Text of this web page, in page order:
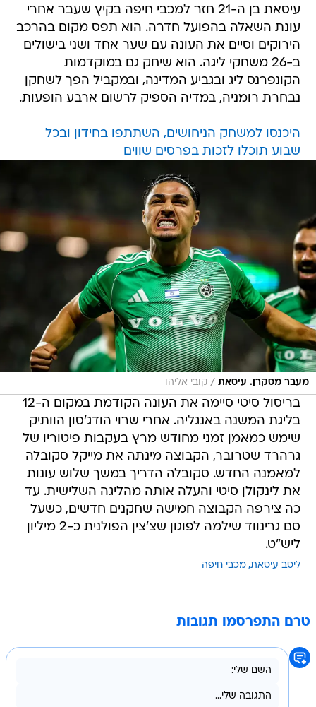
עיסאת בן ה-21 חזר למכבי חיפה בקיץ שעבר אחרי
עונת השאלה בהפועל חדרה. הוא תפס מקום בהרכב
הירוקים וסיים את העונה עם שער אחד ושני בישולים
ב-26 משחקי ליגה. הוא שיחק גם במוקדמות
הקונפרנס ליג ובגביע המדינה, ובמקביל הפך לשחקן
נבחרת רומניה, במדיה הספיק לרשום ארבע הופעות.
היכנסו למשחק הניחושים, השתתפו בחידון ובכל
שבוע תוכלו לזכות בפרסים שווים
מעבר מסקרן. עיסאת / קובי אליהו
בריסול סיטי סיימה את העונה הקודמת במקום ה-12
בליגת המשנה באנגליה. אחרי שרוי הודג'סון הוותיק
שימש כמאמן זמני מחודש מרץ בעקבות פיטוריו של
גרהרד שטרובר, הקבוצה מינתה את מייקל סקובלה
למאמנה החדש. סקובלה הדריך במשך שלוש עונות
את לינקולן סיטי והעלה אותה מהליגה השלישית. עד
כה צירפה הקבוצה חמישה שחקנים חדשים, כשעל
סם גרינווד שילמה לפוגון שצ'צין הפולנית כ-2 מיליון
ליש"ט.
ליסב עיסאת מכבי חיפה
טרם התפרסמו תגובות